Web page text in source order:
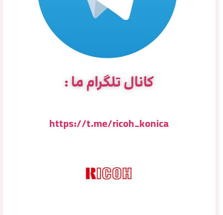
کانال تلگرام ما :
https://t.me/ricoh_konica